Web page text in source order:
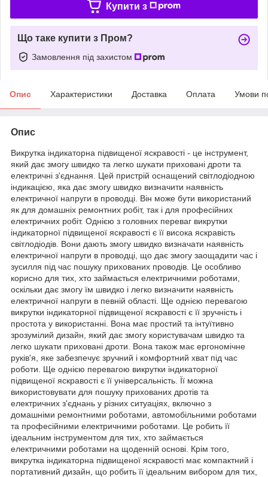
Купити з
Що таке купити з Пром?
Замовлення під захистом
Опис Характеристики Доставка Оплата Умови
Опис
Викрутка індикаторна підвищеної яскравості - це інструмент,
який дає змогу швидко та легко шукати приховані дроти та
електричні з'єднання. Цей пристрій оснащений світлодіодною
індикацією, яка дає змогу швидко визначити наявність
електричної напруги в проводці. Він може бути використаний
як для домашніх ремонтних робіт, так і для професійних
електричних робіт. Однією з головних переваг викрутки
індикаторної підвищеної яскравості є її висока яскравість
світлодіодів. Вони дають змогу швидко визначати наявність
електричної напруги в проводці, що дає змогу заощадити час і
зусилля під час пошуку прихованих проводів. Це особливо
корисно для тих, хто займається електричними роботами,
оскільки дає змогу їм швидко і легко визначити наявність
електричної напруги в певній області. Ще однією перевагою
викрутки індикаторної підвищеної яскравості є її зручність і
простота у використанні. Вона має простий та інтуїтивно
зрозумілий дизайн, який дає змогу користувачам швидко та
легко шукати приховані дроти. Вона також має ергономічне
руків'я, яке забезпечує зручний і комфортний хват під час
роботи. Ще однією перевагою викрутки індикаторної
підвищеної яскравості є її універсальність. Її можна
використовувати для пошуку прихованих дротів та
електричних з'єднань у різних ситуаціях, включно з
домашніми ремонтними роботами, автомобільними роботами
та професійними електричними роботами. Це робить її
ідеальним інструментом для тих, хто займається
електричними роботами на щоденній основі. Крім того,
викрутка індикаторна підвищеної яскравості має компактний і
портативний дизайн, що робить її ідеальним вибором для тих,